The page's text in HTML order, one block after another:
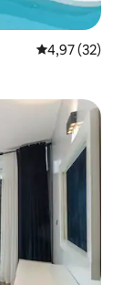
Évaluation
4,97 (32)